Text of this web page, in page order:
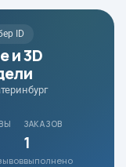
ID
и 3D
ЗАКАЗОВ
1
выполнено